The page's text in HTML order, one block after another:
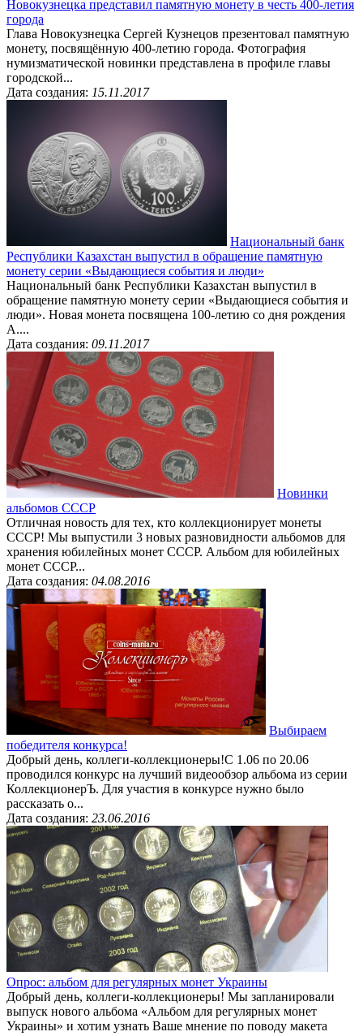
Новокузнецка представил памятную монету в честь 400-летия
города
Глава Новокузнецка Сергей Кузнецов презентовал памятную
монету, посвящённую 400-летию города. Фотография
нумизматической новинки представлена в профиле главы
городской...
Дата создания: 15.11.2017
Национальный банк
Республики Казахстан выпустил в обращение памятную
монету серии «Выдающиеся события и люди»
Национальный банк Республики Казахстан выпустил в
обращение памятную монету серии «Выдающиеся события и
люди». Новая монета посвящена 100-летию со дня рождения
А....
Дата создания: 09.11.2017
Новинки
альбомов СССР
Отличная новость для тех, кто коллекционирует монеты
СССР! Мы выпустили 3 новых разновидности альбомов для
хранения юбилейных монет СССР. Альбом для юбилейных
монет СССР...
Дата создания: 04.08.2016
Выбираем
победителя конкурса!
Добрый день, коллеги-коллекционеры!С 1.06 по 20.06
проводился конкурс на лучший видеообзор альбома из серии
КоллекционерЪ. Для участия в конкурсе нужно было
рассказать о...
Дата создания: 23.06.2016
Опрос: альбом для регулярных монет Украины
Добрый день, коллеги-коллекционеры! Мы запланировали
выпуск нового альбома «Альбом для регулярных монет
Украины» и хотим узнать Ваше мнение по поводу макета